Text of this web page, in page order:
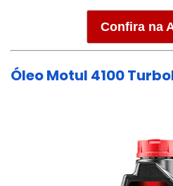
Confira na
Óleo Motul 4100